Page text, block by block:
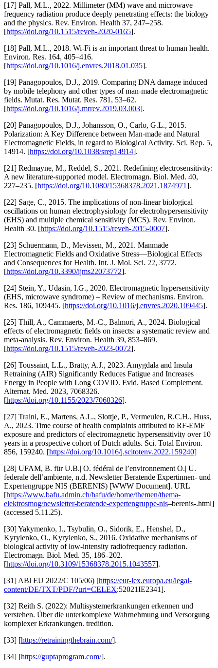
[17] Pall, M.L., 2022. Millimeter (MM) wave and microwave
frequency radiation produce deeply penetrating effects: the biology
and the physics. Rev. Environ. Health 37, 247–258.
[https://doi.org/10.1515/reveh-2020-0165].
[18] Pall, M.L., 2018. Wi-Fi is an important threat to human health.
Environ. Res. 164, 405–416.
[https://doi.org/10.1016/j.envres.2018.01.035].
[19] Panagopoulos, D.J., 2019. Comparing DNA damage induced
by mobile telephony and other types of man-made electromagnetic
fields. Mutat. Res. Mutat. Res. 781, 53–62.
[https://doi.org/10.1016/j.mrrev.2019.03.003].
[20] Panagopoulos, D.J., Johansson, O., Carlo, G.L., 2015.
Polarization: A Key Difference between Man-made and Natural
Electromagnetic Fields, in regard to Biological Activity. Sci. Rep. 5,
14914. [https://doi.org/10.1038/srep14914].
[21] Redmayne, M., Reddel, S., 2021. Redefining electrosensitivity:
A new literature-supported model. Electromagn. Biol. Med. 40,
227–235. [https://doi.org/10.1080/15368378.2021.1874971].
[22] Sage, C., 2015. The implications of non-linear biological
oscillations on human electrophysiology for electrohypersensitivity
(EHS) and multiple chemical sensitivity (MCS). Rev. Environ.
Health 30. [https://doi.org/10.1515/reveh-2015-0007].
[23] Schuermann, D., Mevissen, M., 2021. Manmade
Electromagnetic Fields and Oxidative Stress—Biological Effects
and Consequences for Health. Int. J. Mol. Sci. 22, 3772.
[https://doi.org/10.3390/ijms22073772].
[24] Stein, Y., Udasin, I.G., 2020. Electromagnetic hypersensitivity
(EHS, microwave syndrome) – Review of mechanisms. Environ.
Res. 186, 109445. [https://doi.org/10.1016/j.envres.2020.109445].
[25] Thill, A., Cammaerts, M.-C., Balmori, A., 2024. Biological
effects of electromagnetic fields on insects: a systematic review and
meta-analysis. Rev. Environ. Health 39, 853–869.
[https://doi.org/10.1515/reveh-2023-0072].
[26] Toussaint, L.L., Bratty, A.J., 2023. Amygdala and Insula
Retraining (AIR) Significantly Reduces Fatigue and Increases
Energy in People with Long COVID. Evid. Based Complement.
Alternat. Med. 2023, 7068326.
[https://doi.org/10.1155/2023/7068326].
[27] Traini, E., Martens, A.L., Slottje, P., Vermeulen, R.C.H., Huss,
A., 2023. Time course of health complaints attributed to RF-EMF
exposure and predictors of electromagnetic hypersensitivity over 10
years in a prospective cohort of Dutch adults. Sci. Total Environ.
856, 159240. [https://doi.org/10.1016/j.scitotenv.2022.159240]
[28] UFAM, B. für U.B.| O. fédéral de l’environnement O.| U.
federale dell’ambiente, n.d. Newsletter Beratende Expertinnen- und
Expertengruppe NIS (BERENIS) [WWW Document]. URL
[https://www.bafu.admin.ch/bafu/de/home/themen/thema-
elektrosmog/newsletter-beratende-expertengruppe-nis–berenis-.html]
(accessed 5.11.25).
[30] Yakymenko, I., Tsybulin, O., Sidorik, E., Henshel, D.,
Kyrylenko, O., Kyrylenko, S., 2016. Oxidative mechanisms of
biological activity of low-intensity radiofrequency radiation.
Electromagn. Biol. Med. 35, 186–202.
[https://doi.org/10.3109/15368378.2015.1043557].
[31] ABl EU 2022/C 105/06) [https://eur-lex.europa.eu/legal-
content/DE/TXT/PDF/?uri=CELEX:52021IE2341].
[32] Reith S. (2022): Multisystemerkrankungen erkennen und
verstehen. Über die unterkomplexe Wahrnehmung und Versorgung
komplexer Erkrankungen. tredition.
[33] [https://retrainingthebrain.com/].
[34] [https://guptaprogram.com/].